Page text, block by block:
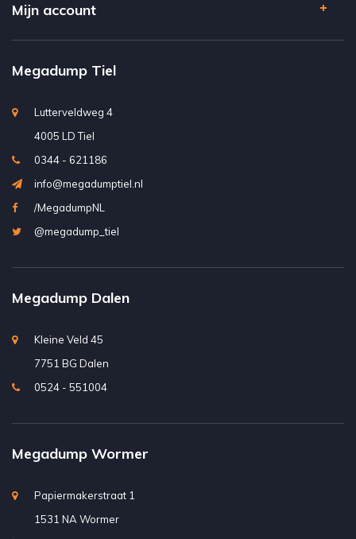
Mijn account
Megadump Tiel
Lutterveldweg 4
4005 LD Tiel
0344 - 621186
info@megadumptiel.nl
/MegadumpNL
@megadump_tiel
Megadump Dalen
Kleine Veld 45
7751 BG Dalen
0524 - 551004
Megadump Wormer
Papiermakerstraat 1
1531 NA Wormer